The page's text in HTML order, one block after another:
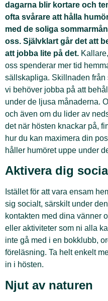
dagarna blir kortare och
ofta svårare att hålla
med de soliga
oss. Självklart går det att
att jobba lite på det.
oss spenderar mer tid
sällskapliga. Skillnaden från
vi behöver jobba på att
under de ljusa månaderna.
och även om du lider av
det när hösten knackar på,
hur du kan maximera din
håller humöret uppe under
Aktivera dig
Istället för att vara ensam
sig socialt, särskilt under
kontakten med dina vänner
eller aktiviteter som ni alla
inte gå med i en bokklubb,
föreläsning. Ta helt enkelt
in i hösten.
Njut av naturen